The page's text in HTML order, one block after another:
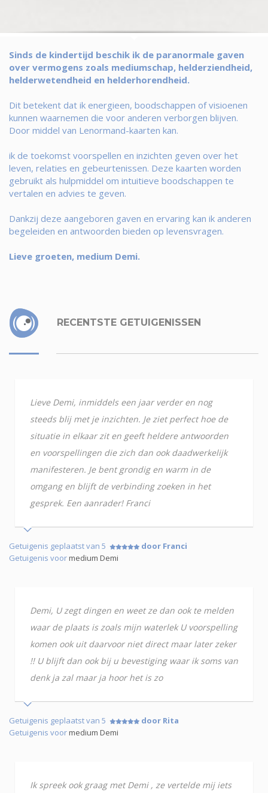
Sinds de kindertijd beschik ik de paranormale gaven
over vermogens zoals mediumschap, helderziendheid,
helderwetendheid en helderhorendheid.
Dit betekent dat ik energieen, boodschappen of visioenen
kunnen waarnemen die voor anderen verborgen blijven.
Door middel van Lenormand-kaarten kan.
ik de toekomst voorspellen en inzichten geven over het
leven, relaties en gebeurtenissen. Deze kaarten worden
gebruikt als hulpmiddel om intuitieve boodschappen te
vertalen en advies te geven.
Dankzij deze aangeboren gaven en ervaring kan ik anderen
begeleiden en antwoorden bieden op levensvragen.
Lieve groeten, medium Demi.
RECENTSTE GETUIGENISSEN
Lieve Demi, inmiddels een jaar verder en nog
steeds blij met je inzichten. Je ziet perfect hoe de
situatie in elkaar zit en geeft heldere antwoorden
en voorspellingen die zich dan ook daadwerkelijk
manifesteren. Je bent grondig en warm in de
omgang en blijft de verbinding zoeken in het
gesprek. Een aanrader! Franci
Getuigenis geplaatst van 5
door Franci
Getuigenis voormedium Demi
Demi, U zegt dingen en weet ze dan ook te melden
waar de plaats is zoals mijn waterlek U voorspelling
komen ook uit daarvoor niet direct maar later zeker
!! U blijft dan ook bij u bevestiging waar ik soms van
denk ja zal maar ja hoor het is zo
Getuigenis geplaatst van 5
door Rita
Getuigenis voormedium Demi
Ik spreek ook graag met Demi , ze vertelde mij iets